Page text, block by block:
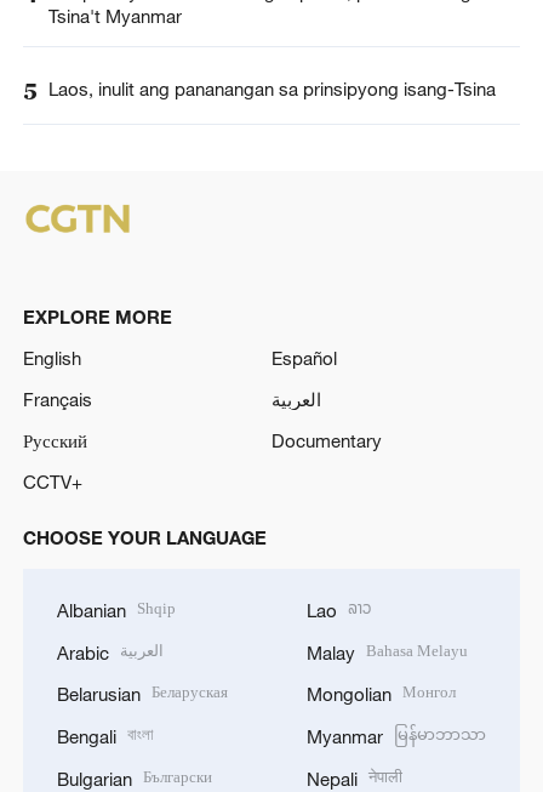
Tsina't Myanmar
5 Laos, inulit ang pananangan sa prinsipyong isang-Tsina
EXPLORE MORE
English
Español
Français
العربية
Русский
Documentary
CCTV+
CHOOSE YOUR LANGUAGE
Albanian Shqip
Arabic العربية
Belarusian Беларуская
Bengali বাংলা
Bulgarian Български
Lao ລາວ
Malay Bahasa Melayu
Mongolian Монгол
Myanmar မြန်မာဘာသာ
Nepali नेपाली